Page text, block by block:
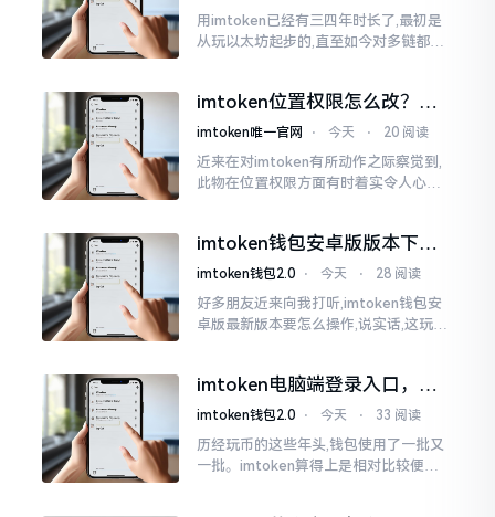
用imtoken已经有三四年时长了,最初是
从玩以太坊起步的,直至如今对多链都有
imtoken位置权限怎么改？手
把手教你搞定
imtoken唯一官网 ⋅ 今天 ⋅ 20 阅读
近来在对imtoken有所动作之际察觉到,
此物在位置权限方面有时着实令人心生
的模样
imtoken钱包安卓版版本下载
安装教程
imtoken钱包2.0 ⋅ 今天 ⋅ 28 阅读
好多朋友近来向我打听,imtoken钱包安
卓版最新版本要怎么操作,说实话,这玩意
0版本
imtoken电脑端登录入口，地
址在这里
imtoken钱包2.0 ⋅ 今天 ⋅ 33 阅读
历经玩币的这些年头,钱包使用了一批又
一批。imtoken算得上是相对比较便于